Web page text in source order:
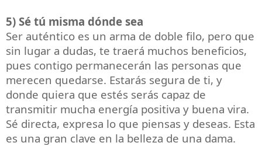
5) Sé tú misma dónde sea
Ser auténtico es un arma de doble filo, pero que
sin lugar a dudas, te traerá muchos beneficios,
pues contigo permanecerán las personas que
merecen quedarse. Estarás segura de ti, y
donde quiera que estés serás capaz de
transmitir mucha energía positiva y buena vira.
Sé directa, expresa lo que piensas y deseas. Esta
es una gran clave en la belleza de una dama.